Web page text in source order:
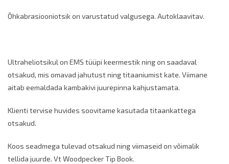
Õhkabrasiooniotsik on varustatud valgusega. Autoklaavitav.
Ultraheliotsikul on EMS tüüpi keermestik ning on saadaval
otsakud, mis omavad jahutust ning titaaniumist kate. Viimane
aitab eemaldada kambakivi juurepinna kahjustamata.
Klienti tervise huvides soovitame kasutada titaankattega
otsakud.
Koos seadmega tulevad otsakud ning viimaseid on võimalik
tellida juurde. Vt Woodpecker Tip Book.